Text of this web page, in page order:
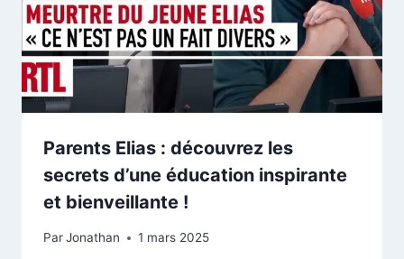
Parents Elias : découvrez les
secrets d’une éducation inspirante
et bienveillante !
ParJonathan 1 mars 2025